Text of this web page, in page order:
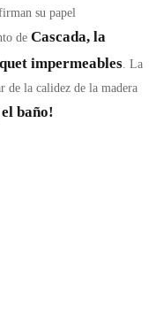
su papel
de Cascada, la
impermeables . La
de la calidez de la madera
baño!